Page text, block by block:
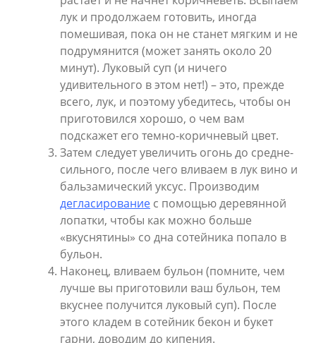
лук и продолжаем готовить, иногда
помешивая, пока он не станет мягким и не
подрумянится (может занять около 20
минут). Луковый суп (и ничего
удивительного в этом нет!) – это, прежде
всего, лук, и поэтому убедитесь, чтобы он
приготовился хорошо, о чем вам
подскажет его темно-коричневый цвет.
Затем следует увеличить огонь до средне-
сильного, после чего вливаем в лук вино и
бальзамический уксус. Производим
дегласирование с помощью деревянной
лопатки, чтобы как можно больше
«вкуснятины» со дна сотейника попало в
бульон.
Наконец, вливаем бульон (помните, чем
лучше вы приготовили ваш бульон, тем
вкуснее получится луковый суп). После
этого кладем в сотейник бекон и букет
гарни, доводим до кипения.